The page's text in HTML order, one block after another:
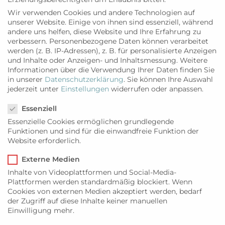
Wir verwenden Cookies und andere Technologien auf
unserer Website. Einige von ihnen sind essenziell, während
andere uns helfen, diese Website und Ihre Erfahrung zu
verbessern. Personenbezogene Daten können verarbeitet
werden (z. B. IP-Adressen), z. B. für personalisierte Anzeigen
und Inhalte oder Anzeigen- und Inhaltsmessung. Weitere
Informationen über die Verwendung Ihrer Daten finden Sie
in unserer Datenschutzerklärung. Sie können Ihre Auswahl
jederzeit unter Einstellungen widerrufen oder anpassen.
Essenziell
Essenzielle Cookies ermöglichen grundlegende
Funktionen und sind für die einwandfreie Funktion der
Website erforderlich.
Externe Medien
Inhalte von Videoplattformen und Social-Media-
Plattformen werden standardmäßig blockiert. Wenn
Cookies von externen Medien akzeptiert werden, bedarf
der Zugriff auf diese Inhalte keiner manuellen
Einwilligung mehr.